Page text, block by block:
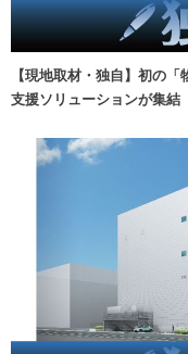
【現地取材・独自】初の
支援ソリューションが集結